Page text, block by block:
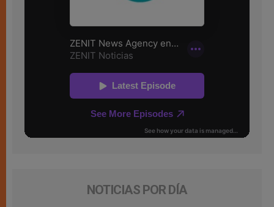
NOTICIAS POR DÍA